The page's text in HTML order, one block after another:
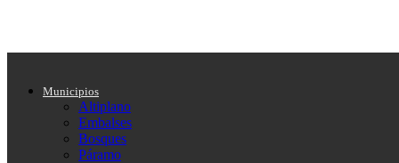
Municipios
Altiplano
Embalses
Bosques
Páramo